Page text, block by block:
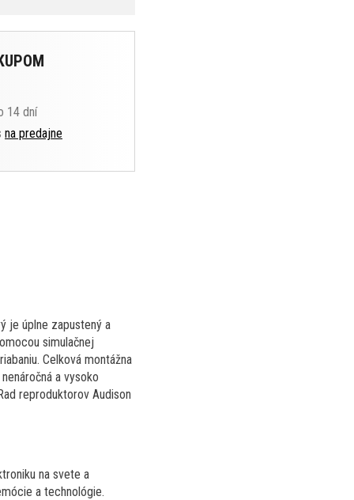
14 dní
na predajne
je úplne zapustený a
simulačnej
Celková montážna
a vysoko
reproduktorov Audison
na svete a
a technológie.